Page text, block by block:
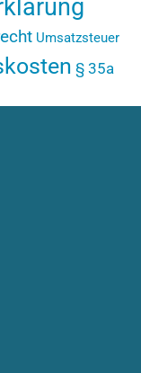
Umsatzsteuer
§ 35a